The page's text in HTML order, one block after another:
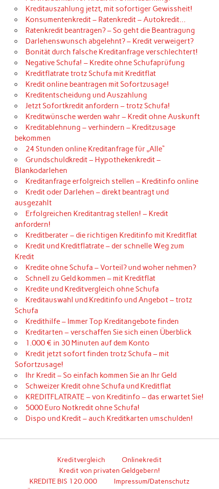
Kreditauszahlung jetzt, mit sofortiger Gewissheit!
Konsumentenkredit – Ratenkredit – Autokredit…
Ratenkredit beantragen? – So geht die Beantragung
Darlehenswunsch abgelehnt? – Kredit verweigert?
Bonität durch falsche Kreditanfrage verschlechtert!
Negative Schufa! – Kredite ohne Schufaprüfung
Kreditflatrate trotz Schufa mit Kreditflat
Kredit online beantragen mit Sofortzusage!
Kreditentscheidung und Auszahlung
Jetzt Sofortkredit anfordern – trotz Schufa!
Kreditwünsche werden wahr – Kredit ohne Auskunft
Kreditablehnung – verhindern – Kreditzusage
bekommen
24 Stunden online Kreditanfrage für „Alle“
Grundschuldkredit – Hypothekenkredit –
Blankodarlehen
Kreditanfrage erfolgreich stellen – Kreditinfo online
Kredit oder Darlehen – direkt beantragt und
ausgezahlt
Erfolgreichen Kreditantrag stellen! – Kredit
anfordern!
Kreditberater – die richtigen Kreditinfo mit Kreditflat
Kredit und Kreditflatrate – der schnelle Weg zum
Kredit
Kredite ohne Schufa – Vorteil? und woher nehmen?
Schnell zu Geld kommen – mit Kreditflat
Kredite und Kreditvergleich ohne Schufa
Kreditauswahl und Kreditinfo und Angebot – trotz
Schufa
Kredithilfe – Immer Top Kreditangebote finden
Kreditarten – verschaffen Sie sich einen Überblick
1.000 € in 30 Minuten auf dem Konto
Kredit jetzt sofort finden trotz Schufa – mit
Sofortzusage!
Ihr Kredit – So einfach kommen Sie an Ihr Geld
Schweizer Kredit ohne Schufa und Kreditflat
KREDITFLATRATE – von Kreditinfo – das erwartet Sie!
5000 Euro Notkredit ohne Schufa!
Dispo und Kredit – auch Kreditkarten umschulden!
Kreditvergleich
Onlinekredit
Kredit von privaten Geldgebern!
KREDITE BIS 120.000
Impressum/Datenschutz